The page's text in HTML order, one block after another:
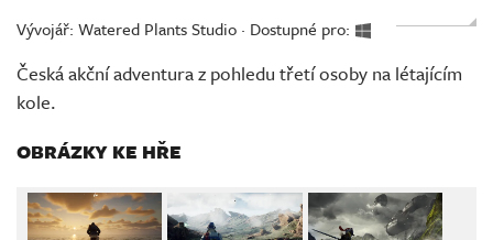
Komunita
Redakce
Vývojář: Watered Plants Studio · Dostupné pro:
Česká akční adventura z pohledu třetí osoby na létajícím
kole.
OBRÁZKY KE HŘE